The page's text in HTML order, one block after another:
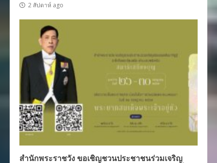
2 สัปดาห์ ago
สำนักพระราชวัง ขอเชิญชวนประชาชนร่วมเจริญ